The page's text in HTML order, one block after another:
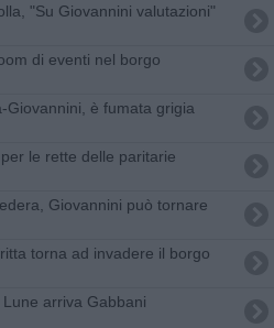
"Su Giovannini valutazioni"
di eventi nel borgo
Giovannini, è fumata grigia
le rette delle paritarie
Giovannini può tornare
torna ad invadere il borgo
arriva Gabbani